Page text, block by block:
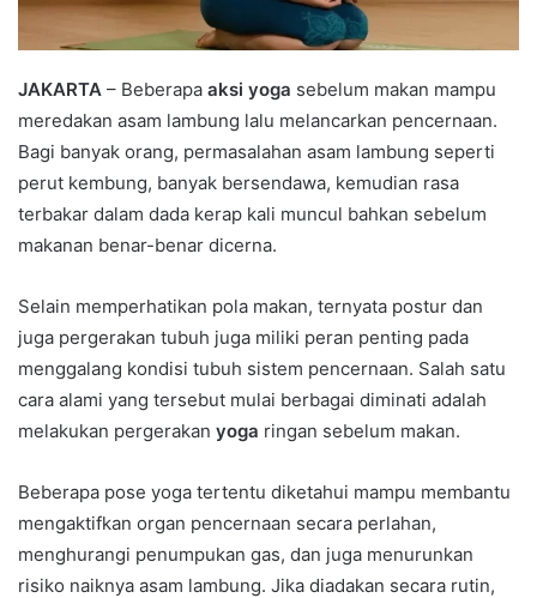
JAKARTA – Beberapa aksi yoga sebelum makan mampu
meredakan asam lambung lalu melancarkan pencernaan.
Bagi banyak orang, permasalahan asam lambung seperti
perut kembung, banyak bersendawa, kemudian rasa
terbakar dalam dada kerap kali muncul bahkan sebelum
makanan benar-benar dicerna.
Selain memperhatikan pola makan, ternyata postur dan
juga pergerakan tubuh juga miliki peran penting pada
menggalang kondisi tubuh sistem pencernaan. Salah satu
cara alami yang tersebut mulai berbagai diminati adalah
melakukan pergerakan yoga ringan sebelum makan.
Beberapa pose yoga tertentu diketahui mampu membantu
mengaktifkan organ pencernaan secara perlahan,
menghurangi penumpukan gas, dan juga menurunkan
risiko naiknya asam lambung. Jika diadakan secara rutin,